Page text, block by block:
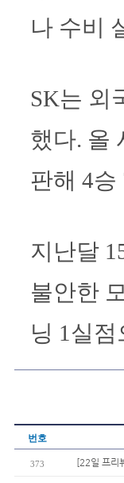
나 수비
SK는 외
했다. 올
판해 4승
지난달
불안한
닝 1실
번호
373 [22일 프리